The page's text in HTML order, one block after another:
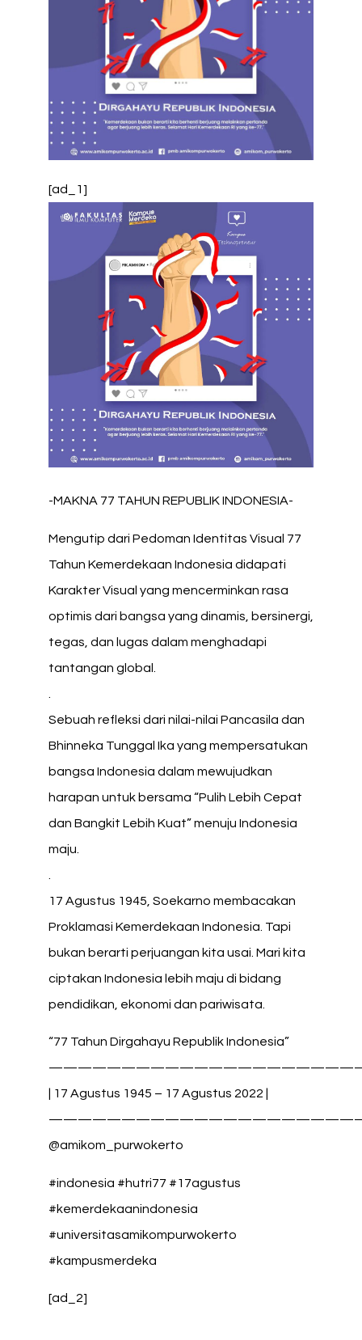
[ad_1]
-MAKNA 77 TAHUN REPUBLIK INDONESIA-
Mengutip dari Pedoman Identitas Visual 77
Tahun Kemerdekaan Indonesia didapati
Karakter Visual yang mencerminkan rasa
optimis dari bangsa yang dinamis, bersinergi,
tegas, dan lugas dalam menghadapi
tantangan global.
Sebuah refleksi dari nilai-nilai Pancasila dan
Bhinneka Tunggal Ika yang mempersatukan
bangsa Indonesia dalam mewujudkan
harapan untuk bersama “Pulih Lebih Cepat
dan Bangkit Lebih Kuat” menuju Indonesia
maju.
17 Agustus 1945, Soekarno membacakan
Proklamasi Kemerdekaan Indonesia. Tapi
bukan berarti perjuangan kita usai. Mari kita
ciptakan Indonesia lebih maju di bidang
pendidikan, ekonomi dan pariwisata.
“77 Tahun Dirgahayu Republik Indonesia”
| 17 Agustus 1945 – 17 Agustus 2022 |
@amikom_purwokerto
#indonesia #hutri77 #17agustus
#kemerdekaanindonesia
#universitasamikompurwokerto
#kampusmerdeka
[ad_2]